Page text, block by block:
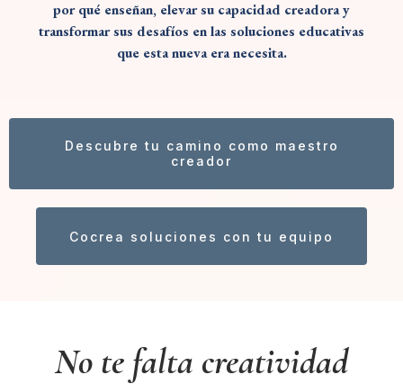
por qué enseñan, elevar su capacidad creadora y
transformar sus desafíos en las soluciones educativas
que esta nueva era necesita.
Descubre tu camino como maestro
creador
Cocrea soluciones con tu equipo
No te falta creatividad